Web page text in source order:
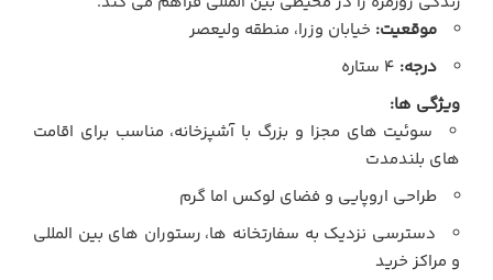
موقعیت: خیابان وزرا، منطقه ولیعصر
درجه:
ویژگی ها:
سوئیت های مجزا و بزرگ با آشپزخانه، مناسب برای اقامت
های بلندمدت
طراحی اروپایی و فضای لوکس اما گرم
دسترسی نزدیک به سفارتخانه ها، رستوران های بین المللی
و مراکز خرید